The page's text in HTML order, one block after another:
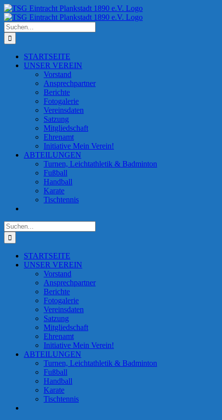
Zum
Inhalt
springen
Facebook
Instagram
Suche
nach:
STARTSEITE
UNSER VEREIN
Vorstand
Ansprechpartner
Berichte
Fotogalerie
Vereinsdaten
Satzung
Mitgliedschaft
Ehrenamt
Initiative Mein Verein!
ABTEILUNGEN
Turnen, Leichtathletik & Badminton
Fußball
Handball
Karate
Tischtennis
Suche
nach:
STARTSEITE
UNSER VEREIN
Vorstand
Ansprechpartner
Berichte
Fotogalerie
Vereinsdaten
Satzung
Mitgliedschaft
Ehrenamt
Initiative Mein Verein!
ABTEILUNGEN
Turnen, Leichtathletik & Badminton
Fußball
Handball
Karate
Tischtennis